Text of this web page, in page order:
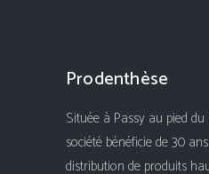
Prodenthèse
Située à Passy au pied
société bénéficie de 30
distribution de produits